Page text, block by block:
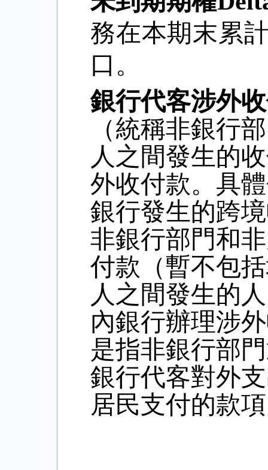
務在本期末累
口。
銀行代客涉外
（統稱非銀行
人之間發生的
外收付款。具
銀行發生的跨
非銀行部門和
付款（暫不包
人之間發生的
內銀行辦理涉
是指非銀行部
銀行代客對外
居民支付的款